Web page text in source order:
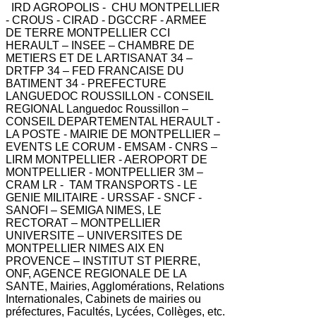
IRD AGROPOLIS - CHU MONTPELLIER
- CROUS - CIRAD - DGCCRF - ARMEE
DE TERRE MONTPELLIER CCI
HERAULT – INSEE – CHAMBRE DE
METIERS ET DE L ARTISANAT 34 –
DRTFP 34 – FED FRANCAISE DU
BATIMENT 34 - PREFECTURE
LANGUEDOC ROUSSILLON - CONSEIL
REGIONAL Languedoc Roussillon –
CONSEIL DEPARTEMENTAL HERAULT -
LA POSTE - MAIRIE DE MONTPELLIER –
EVENTS LE CORUM - EMSAM - CNRS –
LIRM MONTPELLIER - AEROPORT DE
MONTPELLIER - MONTPELLIER 3M –
CRAM LR - TAM TRANSPORTS - LE
GENIE MILITAIRE - URSSAF - SNCF -
SANOFI – SEMIGA NIMES, LE
RECTORAT – MONTPELLIER
UNIVERSITE – UNIVERSITES DE
MONTPELLIER NIMES AIX EN
PROVENCE – INSTITUT ST PIERRE,
ONF, AGENCE REGIONALE DE LA
SANTE, Mairies, Agglomérations, Relations
Internationales, Cabinets de mairies ou
préfectures, Facultés, Lycées, Collèges, etc.